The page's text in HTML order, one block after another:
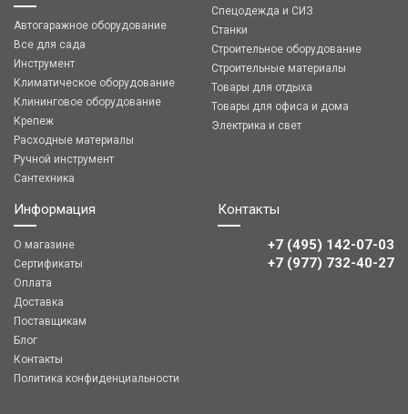
Автогаражное оборудование
Все для сада
Инструмент
Климатическое оборудование
Клининговое оборудование
Крепеж
Расходные материалы
Ручной инструмент
Сантехника
Спецодежда и СИЗ
Станки
Строительное оборудование
Строительные материалы
Товары для отдыха
Товары для офиса и дома
Электрика и свет
Информация
О магазине
Сертификаты
Оплата
Доставка
Поставщикам
Блог
Контакты
Политика конфиденциальности
Контакты
+7 (495) 142-07-03
‎‎+7 (977) 732-40-27